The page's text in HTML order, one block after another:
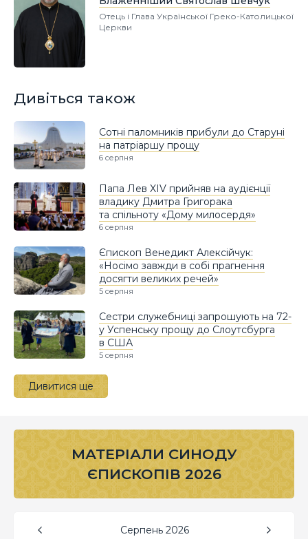
Отець і Глава Української Греко-Католицької
Церкви
Дивіться також
Сотні паломників прибули до Старуні
на патріаршу прощу
6 серпня
Папа Лев XIV прийняв на аудієнції
владику Дмитра Григорака
та спільноту «Дому милосердя»
6 серпня
Єпископ Венедикт Алексійчук:
«Носімо завжди в собі прагнення
досягти великих речей»
5 серпня
Сестри служебниці запрошують на 72-
у Успенську прощу до Слоутсбурга
в США
5 серпня
Дивитися ще
МАТЕРІАЛИ СИНОДУ
ЄПИСКОПІВ 2026
Серпень 2026